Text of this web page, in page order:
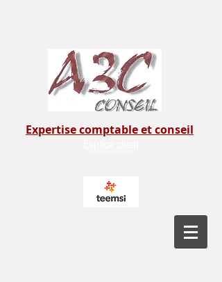
Expertise comptable et conseil